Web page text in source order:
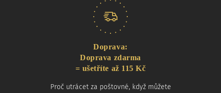
Doprava:
Doprava zdarma
= ušetříte až 115 Kč
Proč utrácet za poštovné, když můžete